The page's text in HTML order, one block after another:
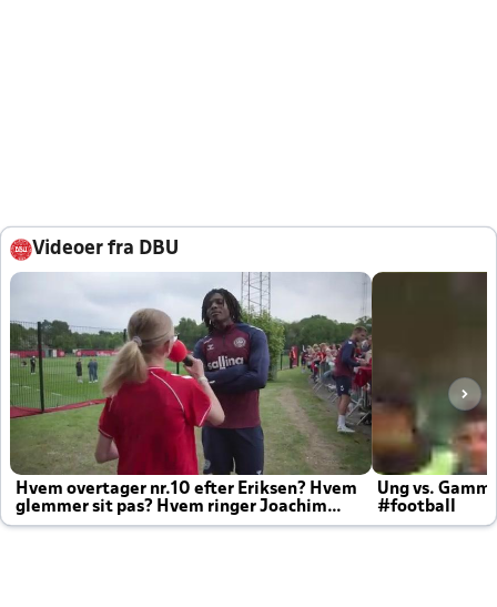
Videoer fra DBU
Hvem overtager nr.10 efter Eriksen? Hvem
glemmer sit pas? Hvem ringer Joachim
altid til efter kampe?
Ung vs.
#football